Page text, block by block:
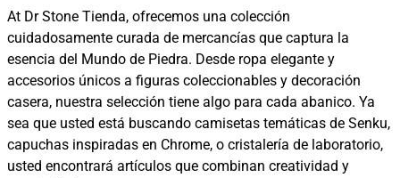
At Dr Stone Tienda, ofrecemos una colección
cuidadosamente curada de mercancías que captura la
esencia del Mundo de Piedra. Desde ropa elegante y
accesorios únicos a figuras coleccionables y decoración
casera, nuestra selección tiene algo para cada abanico. Ya
sea que usted está buscando camisetas temáticas de Senku,
capuchas inspiradas en Chrome, o cristalería de laboratorio,
usted encontrará artículos que combinan creatividad y